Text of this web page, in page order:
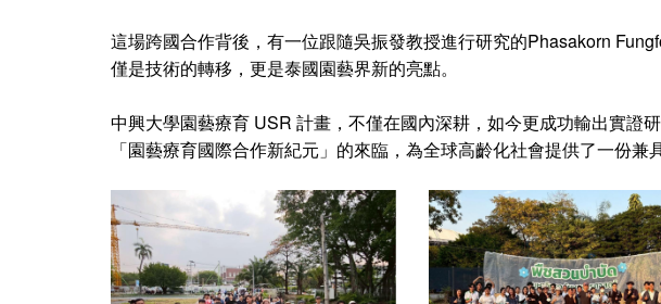
這場跨國合作背後，有一位跟隨吳振發教授進行研究的Phasakorn
僅是技術的轉移，更是泰國園藝界新的亮點。
中興大學園藝療育 USR 計畫，不僅在國內深耕，如今更成功輸出實證
「園藝療育國際合作新紀元」的來臨，為全球高齡化社會提供了一份兼